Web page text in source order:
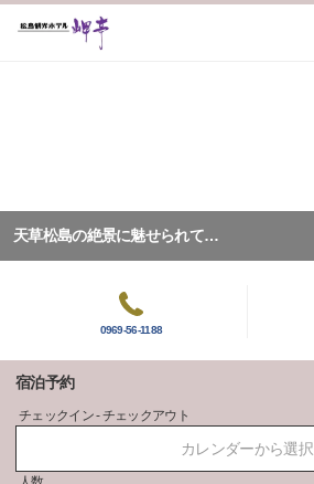
天草松島の絶景に魅せられて…
0969-56-1188
宿泊予約
チェックイン - チェックアウト
カレンダーから選択